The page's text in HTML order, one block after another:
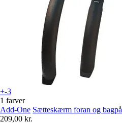
+-3
1 farver
Add-One Sætteskærm foran og bagpå
209,00 kr.